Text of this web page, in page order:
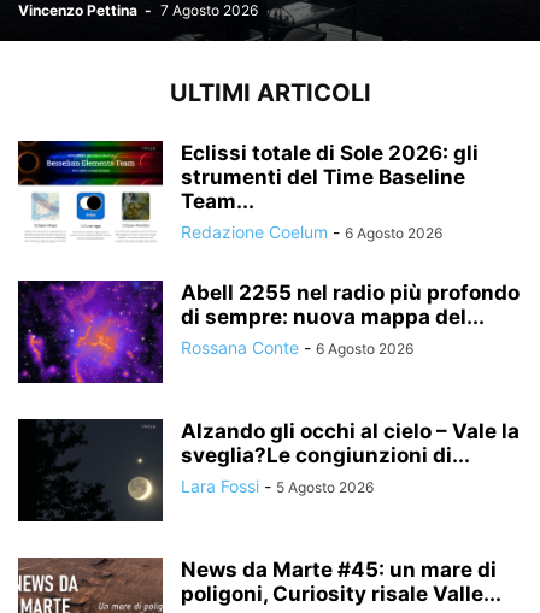
Vincenzo Pettina - 7 Agosto 2026
ULTIMI ARTICOLI
Eclissi totale di Sole 2026: gli
strumenti del Time Baseline
Team...
Redazione Coelum - 6 Agosto 2026
Abell 2255 nel radio più profondo
di sempre: nuova mappa del...
Rossana Conte - 6 Agosto 2026
Alzando gli occhi al cielo – Vale la
sveglia?Le congiunzioni di...
Lara Fossi - 5 Agosto 2026
News da Marte #45: un mare di
poligoni, Curiosity risale Valle...